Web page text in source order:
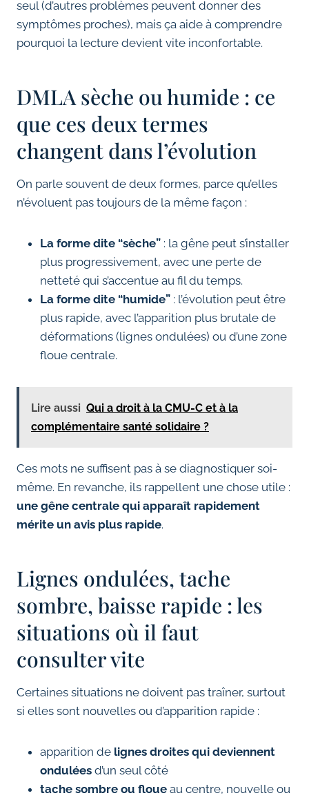
seul (d’autres problèmes peuvent donner des
symptômes proches), mais ça aide à comprendre
pourquoi la lecture devient vite inconfortable.
DMLA sèche ou humide : ce
que ces deux termes
changent dans l’évolution
On parle souvent de deux formes, parce qu’elles
n’évoluent pas toujours de la même façon :
La forme dite “sèche” : la gêne peut s’installer
plus progressivement, avec une perte de
netteté qui s’accentue au fil du temps.
La forme dite “humide” : l’évolution peut être
plus rapide, avec l’apparition plus brutale de
déformations (lignes ondulées) ou d’une zone
floue centrale.
Lire aussi Qui a droit à la CMU-C et à la
complémentaire santé solidaire ?
Ces mots ne suffisent pas à se diagnostiquer soi-
même. En revanche, ils rappellent une chose utile :
une gêne centrale qui apparaît rapidement
mérite un avis plus rapide.
Lignes ondulées, tache
sombre, baisse rapide : les
situations où il faut
consulter vite
Certaines situations ne doivent pas traîner, surtout
si elles sont nouvelles ou d’apparition rapide :
apparition de lignes droites qui deviennent
ondulées d’un seul côté
tache sombre ou floue au centre, nouvelle ou